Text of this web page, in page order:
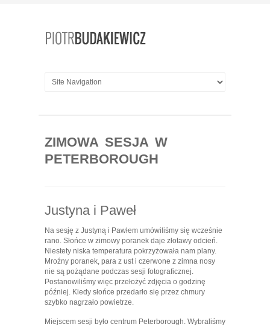
ZIMOWA SESJA W
PETERBOROUGH
Justyna i Paweł
Na sesję z Justyną i Pawłem umówiliśmy się wcześnie
rano. Słońce w zimowy poranek daje złotawy odcień.
Niestety niska temperatura pokrzyżowała nam plany.
Mroźny poranek, para z ust i czerwone z zimna nosy
nie są pożądane podczas sesji fotograficznej.
Postanowiliśmy więc przełożyć zdjęcia o godzinę
później. Kiedy słońce przedarło się przez chmury
szybko nagrzało powietrze.
Miejscem sesji było centrum Peterborough. Wybraliśmy